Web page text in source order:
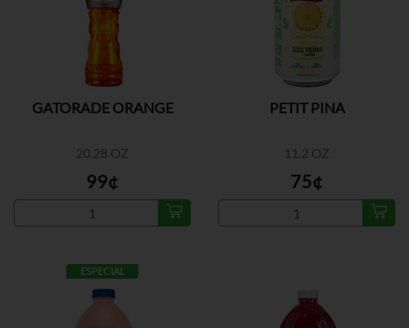
GATORADE ORANGE
20.28 OZ
99¢
PETIT PINA
11.2 OZ
75¢
ESPECIAL